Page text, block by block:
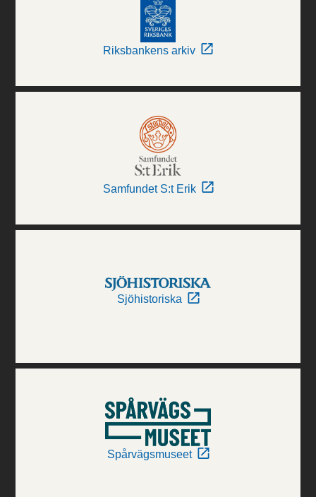
Riksbankens arkiv
Samfundet S:t Erik
Sjöhistoriska
Spårvägsmuseet